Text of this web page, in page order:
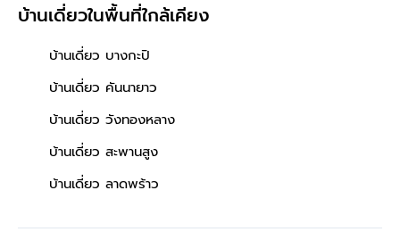
บ้านเดี่ยวในพื้นที่ใกล้เคียง
บ้านเดี่ยว บางกะปิ
บ้านเดี่ยว คันนายาว
บ้านเดี่ยว วังทองหลาง
บ้านเดี่ยว สะพานสูง
บ้านเดี่ยว ลาดพร้าว